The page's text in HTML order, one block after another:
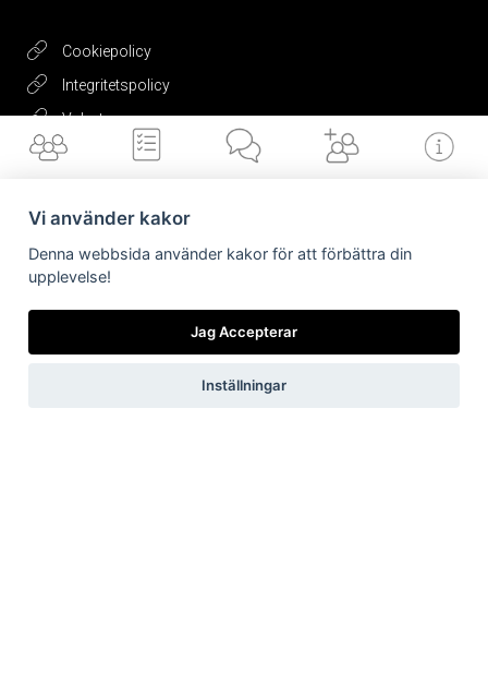
Cookiepolicy
Integritetspolicy
Valvet
Få vårtnyhetsbrev
Vilka är vi
oss
Vi använder kakor
Denna webbsida använder kakor för att förbättra din
upplevelse!
Jag Accepterar
Inställningar